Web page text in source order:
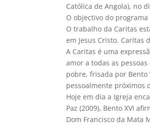
Católica de Angola), no
O objectivo do
O trabalho da Caritas
em Jesus Cristo. Caritas
A Caritas é uma
amor a todas as
pobre, frisada por Bento
pessoalmente próximos
Hoje em dia a Igreja
Paz (2009), Bento XVI
Dom Francisco da Mata